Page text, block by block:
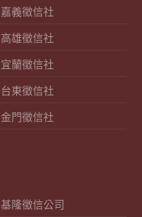
嘉義徵信社
高雄徵信社
宜蘭徵信社
台東徵信社
金門徵信社
基隆徵信公司